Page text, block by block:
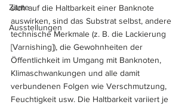
Zitate
Ausstellungen
sich auf die Haltbarkeit einer Banknote
auswirken, sind das Substrat selbst, andere
technische Merkmale (z. B. die Lackierung
[Varnishing]), die Gewohnheiten der
Öffentlichkeit im Umgang mit Banknoten,
Klimaschwankungen und alle damit
verbundenen Folgen wie Verschmutzung,
Feuchtigkeit usw. Die Haltbarkeit variiert je